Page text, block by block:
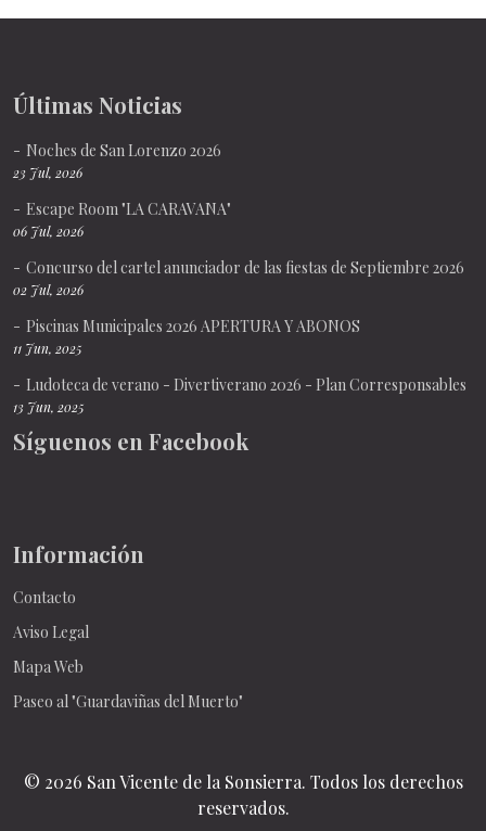
Últimas Noticias
Noches de San Lorenzo 2026
23 Jul, 2026
Escape Room "LA CARAVANA"
06 Jul, 2026
Concurso del cartel anunciador de las fiestas de Septiembre 2026
02 Jul, 2026
Piscinas Municipales 2026 APERTURA Y ABONOS
11 Jun, 2025
Ludoteca de verano - Divertiverano 2026 - Plan Corresponsables
13 Jun, 2025
Síguenos en Facebook
Información
Contacto
Aviso Legal
Mapa Web
Paseo al "Guardaviñas del Muerto"
© 2026 San Vicente de la Sonsierra. Todos los derechos
reservados.